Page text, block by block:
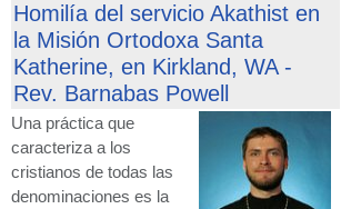
Homilía del servicio Akathist en
la Misión Ortodoxa Santa
Katherine, en Kirkland, WA -
Rev. Barnabas Powell
Una práctica que
caracteriza a los
cristianos de todas las
denominaciones es la